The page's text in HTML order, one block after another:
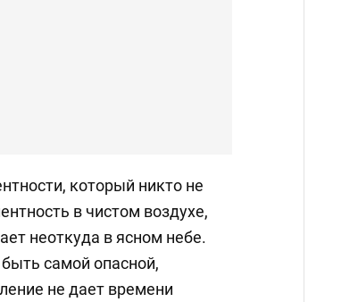
который никто не
в чистом воздухе,
неоткуда в ясном небе.
самой опасной,
не дает времени